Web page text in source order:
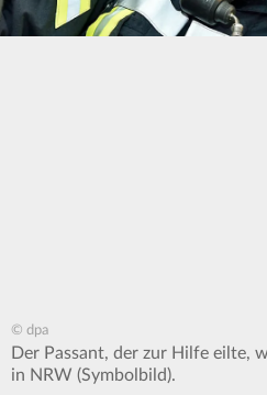
© dpa
Der Passant, der zur Hilfe eilte,
in NRW (Symbolbild).